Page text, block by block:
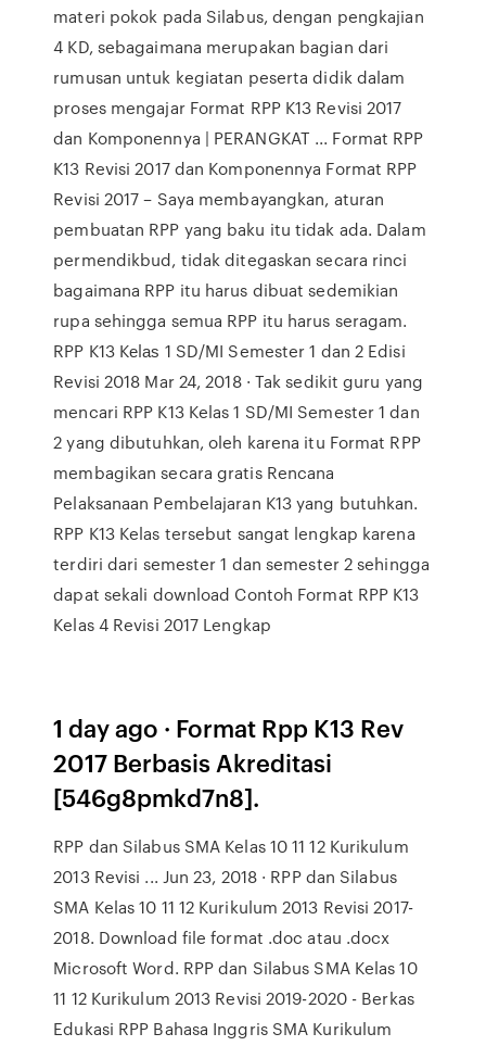
materi pokok pada Silabus, dengan pengkajian
4 KD, sebagaimana merupakan bagian dari
rumusan untuk kegiatan peserta didik dalam
proses mengajar Format RPP K13 Revisi 2017
dan Komponennya | PERANGKAT ... Format RPP
K13 Revisi 2017 dan Komponennya Format RPP
Revisi 2017 – Saya membayangkan, aturan
pembuatan RPP yang baku itu tidak ada. Dalam
permendikbud, tidak ditegaskan secara rinci
bagaimana RPP itu harus dibuat sedemikian
rupa sehingga semua RPP itu harus seragam.
RPP K13 Kеlаѕ 1 SD/MI Semester 1 dan 2 Edisi
Revisi 2018 Mar 24, 2018 · Tak sedikit guru yang
mencari RPP K13 Kelas 1 SD/MI Semester 1 dan
2 yang dibutuhkan, oleh karena itu Format RPP
membagikan secara gratis Rencana
Pelaksanaan Pembelajaran K13 yang butuhkan.
RPP K13 Kelas tersebut sangat lengkap karena
terdiri dari semester 1 dan semester 2 sehingga
dapat sekali download Contoh Format RPP K13
Kelas 4 Revisi 2017 Lengkap
1 day ago · Format Rpp K13 Rev
2017 Berbasis Akreditasi
[546g8pmkd7n8].
RPP dan Silabus SMA Kelas 10 11 12 Kurikulum
2013 Revisi ... Jun 23, 2018 · RPP dan Silabus
SMA Kelas 10 11 12 Kurikulum 2013 Revisi 2017-
2018. Download file format .doc atau .docx
Microsoft Word. RPP dan Silabus SMA Kelas 10
11 12 Kurikulum 2013 Revisi 2019-2020 - Berkas
Edukasi RPP Bahasa Inggris SMA Kurikulum